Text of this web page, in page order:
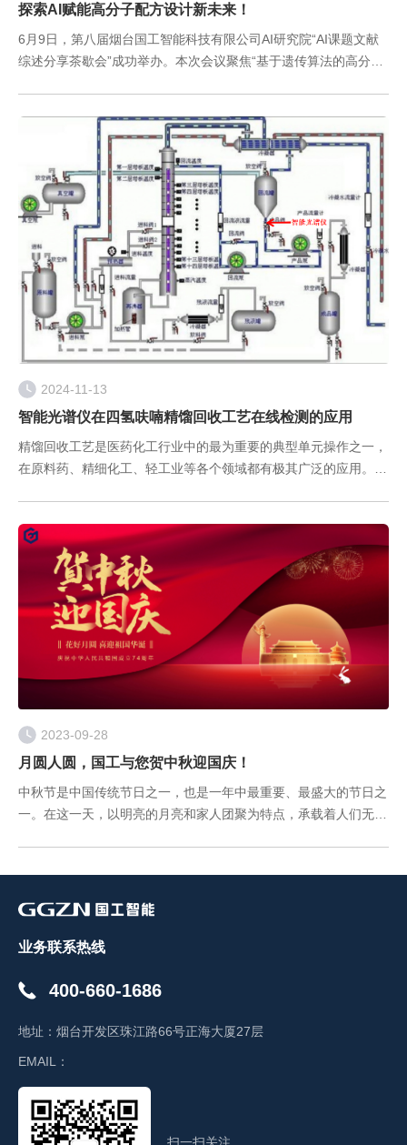
探索AI赋能高分子配方设计新未来！
6月9日，第八届烟台国工智能科技有限公司AI研究院“AI课题文献
综述分享茶歇会”成功举办。本次会议聚焦“基于遗传算法的高分子
2024-11-13
智能光谱仪在四氢呋喃精馏回收工艺在线检测的应用
精馏回收工艺是医药化工行业中的最为重要的典型单元操作之一，
在原料药、精细化工、轻工业等各个领域都有极其广泛的应用。由
休滴定法
2023-09-28
月圆人圆，国工与您贺中秋迎国庆！
中秋节是中国传统节日之一，也是一年中最重要、最盛大的节日之
一。在这一天，以明亮的月亮和家人团聚为特点，承载着人们无尽
业务联系热线
400-660-1686
地址： 烟台开发区珠江路66号正海大厦27层
EMAIL：